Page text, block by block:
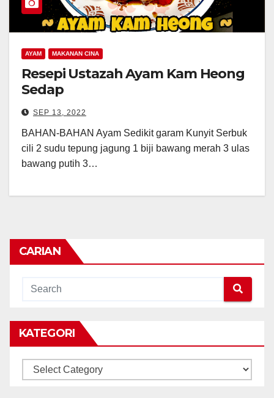
AYAM MAKANAN CINA
Resepi Ustazah Ayam Kam Heong
Sedap
SEP 13, 2022
BAHAN-BAHAN Ayam Sedikit garam Kunyit Serbuk
cili 2 sudu tepung jagung 1 biji bawang merah 3 ulas
bawang putih 3…
CARIAN
KATEGORI
KATEGORI